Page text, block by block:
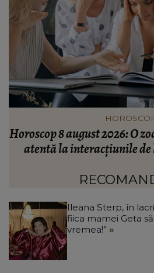
VEDETE
Schimbarea radicală pe
Cristea înainte să plece în
Ileana Sterp, în lacrimi! Ce a
fiica mamei Geta
vremea!”